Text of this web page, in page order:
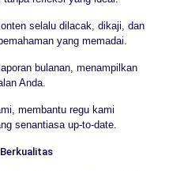
selalu dilacak, dikaji, dan
yang memadai.
bulanan, menampilkan
Anda.
membantu regu kami
senantiasa up-to-date.